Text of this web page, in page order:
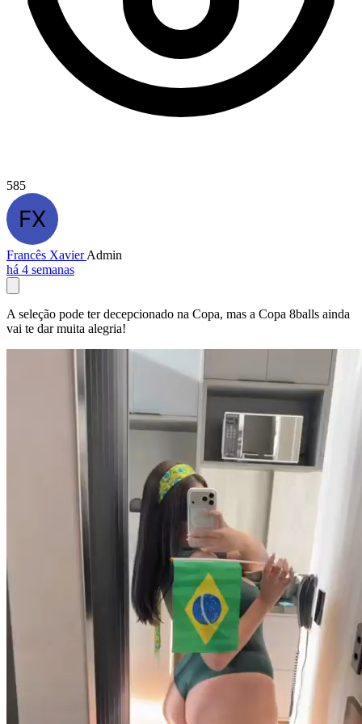
585
Francês XavierAdmin
há 4 semanas
A seleção pode ter decepcionado na Copa, mas a Copa 8balls ainda
vai te dar muita alegria!